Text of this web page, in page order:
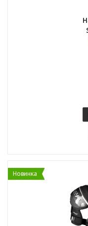
Новинка